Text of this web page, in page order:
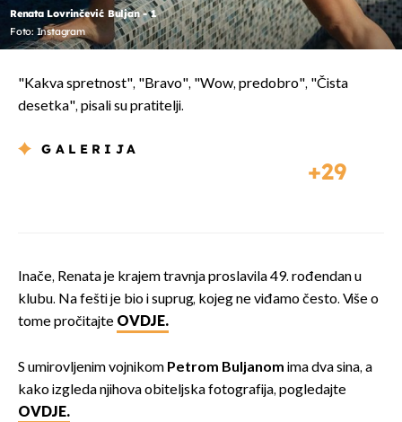
Renata Lovrinčević Buljan - 1
Foto: Instagram
"Kakva spretnost", "Bravo", "Wow, predobro", "Čista
desetka", pisali su pratitelji.
GALERIJA
29
Inače, Renata je krajem travnja proslavila 49. rođendan u
klubu. Na fešti je bio i suprug, kojeg ne viđamo često. Više o
tome pročitajte OVDJE.
S umirovljenim vojnikom Petrom Buljanom ima dva sina, a
kako izgleda njihova obiteljska fotografija, pogledajte
OVDJE.